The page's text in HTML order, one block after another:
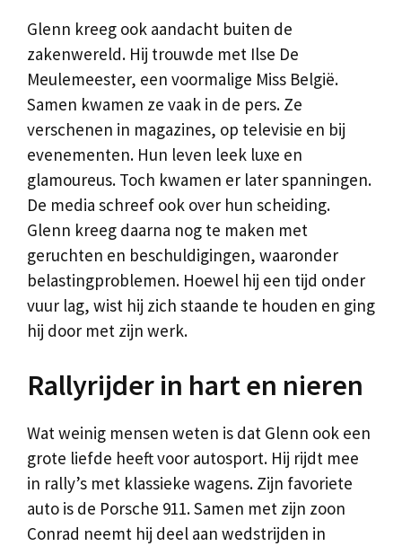
Glenn kreeg ook aandacht buiten de
zakenwereld. Hij trouwde met Ilse De
Meulemeester, een voormalige Miss België.
Samen kwamen ze vaak in de pers. Ze
verschenen in magazines, op televisie en bij
evenementen. Hun leven leek luxe en
glamoureus. Toch kwamen er later spanningen.
De media schreef ook over hun scheiding.
Glenn kreeg daarna nog te maken met
geruchten en beschuldigingen, waaronder
belastingproblemen. Hoewel hij een tijd onder
vuur lag, wist hij zich staande te houden en ging
hij door met zijn werk.
Rallyrijder in hart en nieren
Wat weinig mensen weten is dat Glenn ook een
grote liefde heeft voor autosport. Hij rijdt mee
in rally’s met klassieke wagens. Zijn favoriete
auto is de Porsche 911. Samen met zijn zoon
Conrad neemt hij deel aan wedstrijden in